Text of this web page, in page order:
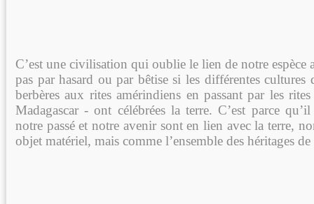
C’est une civilisation qui oublie le lien de notre espèce
pas par hasard ou par bêtise si les différentes cultures
berbères aux rites amérindiens en passant par les
Madagascar - ont célébrées la terre. C’est parce
notre passé et notre avenir sont en lien avec la terre,
objet matériel, mais comme l’ensemble des héritages